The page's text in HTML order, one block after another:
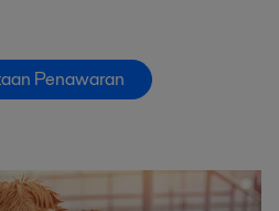
Penawaran